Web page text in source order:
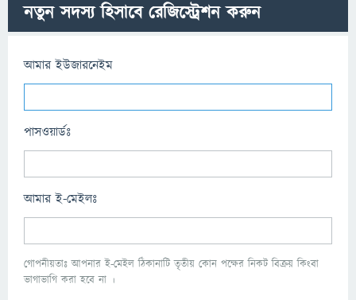
নতুন সদস্য হিসাবে রেজিস্ট্রেশন করুন
আমার ইউজারনেইম
পাসওয়ার্ডঃ
আমার ই-মেইলঃ
গোপনীয়তাঃ আপনার ই-মেইল ঠিকানাটি তৃতীয় কোন পক্ষের নিকট বিক্রয় কিংবা
ভাগাভাগি করা হবে না ।